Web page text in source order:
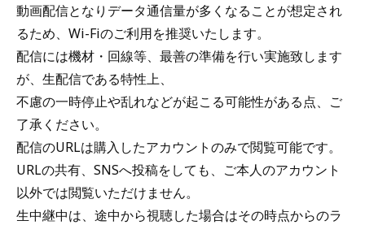
動画配信となりデータ通信量が多くなることが想定され
るため、Wi-Fiのご利用を推奨いたします。
配信には機材・回線等、最善の準備を行い実施致します
が、生配信である特性上、
不慮の一時停止や乱れなどが起こる可能性がある点、ご
了承ください。
配信のURLは購入したアカウントのみで閲覧可能です。
URLの共有、SNSへ投稿をしても、ご本人のアカウント
以外では閲覧いただけません。
生中継中は、途中から視聴した場合はその時点からのラ